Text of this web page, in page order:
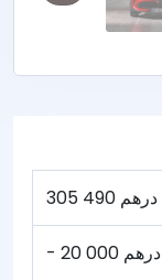
305 490 درهم
- 20 000 درهم